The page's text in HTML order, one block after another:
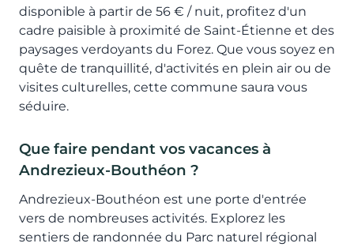
disponible à partir de 56 € / nuit, profitez d'un
cadre paisible à proximité de Saint-Étienne et des
paysages verdoyants du Forez. Que vous soyez en
quête de tranquillité, d'activités en plein air ou de
visites culturelles, cette commune saura vous
séduire.
Que faire pendant vos vacances à
Andrezieux-Bouthéon ?
Andrezieux-Bouthéon est une porte d'entrée
vers de nombreuses activités. Explorez les
sentiers de randonnée du Parc naturel régional